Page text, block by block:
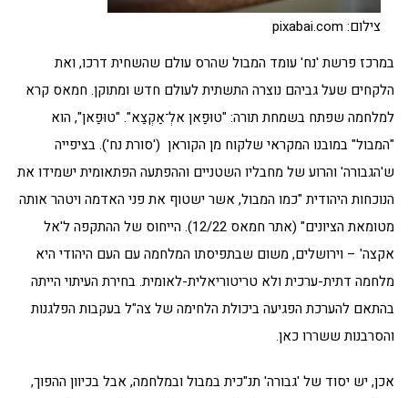
צילום: pixabai.com
במרכז פרשת 'נח' עומד המבול שהרס עולם שהשחית דרכו, ואת
הלקחים שעל גביהם נוצרה התשתית לעולם חדש ומתוקן. חמאס קרא
למלחמה שפתח בשמחת תורה: "טוּפַאן אלְ־אַקְצַא". "טוּפַאן", הוא
"המבול" במובנו המקראי שלקוח מן הקוראן ('סורת נח'). בציפייה
ש'הגבורה' והרוע של מחבליו השטניים וההפתעה הפתאומית ישמידו את
הנוכחות היהודית "כמו המבול, אשר ישטוף את פני האדמה ויטהר אותה
מטומאת הציונים" (אתר חמאס 12/22). הייחוס של ההתקפה ל'אל
אקצה' – וירושלים, משום שבתפיסתו המלחמה עם העם היהודי היא
מלחמה דתית-ערכית ולא טריטוריאלית-לאומית. בחירת העיתוי הייתה
בהתאם להערכת הפגיעה ביכולת הלחימה של צה"ל בעקבות הפלגנות
והסרבנות ששררו כאן.
אכן, יש יסוד של 'גבורה' תנ"כית במבול ובמלחמה, אבל בכיוון ההפוך,